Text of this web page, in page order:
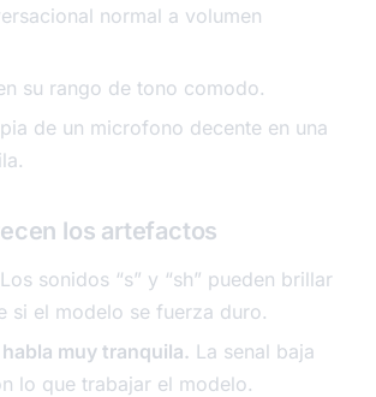
normal a volumen
su rango de tono comodo.
de un microfono decente en una
los artefactos
Los sonidos “s” y “sh” pueden brillar
si el modelo se fuerza duro.
muy tranquila. La senal baja
lo que trabajar el modelo.